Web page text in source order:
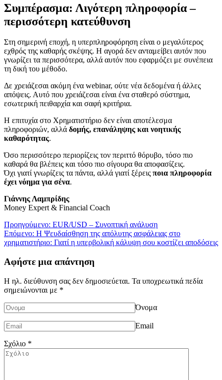
Συμπέρασμα: Λιγότερη πληροφορία –
περισσότερη κατεύθυνση
Στη σημερινή εποχή, η υπερπληροφόρηση είναι ο μεγαλύτερος
εχθρός της καθαρής σκέψης. Η αγορά δεν ανταμείβει αυτόν που
γνωρίζει τα περισσότερα, αλλά αυτόν που εφαρμόζει με συνέπεια
τη δική του μέθοδο.
Δε χρειάζεσαι ακόμη ένα webinar, ούτε νέα δεδομένα ή άλλες
απόψεις. Αυτό που χρειάζεσαι είναι ένα σταθερό σύστημα,
εσωτερική πειθαρχία και σαφή κριτήρια.
Η επιτυχία στο Χρηματιστήριο δεν είναι αποτέλεσμα
πληροφοριών, αλλά δομής, επανάληψης και νοητικής
καθαρότητας.
Όσο περισσότερο περιορίζεις τον περιττό θόρυβο, τόσο πιο
καθαρά θα βλέπεις και τόσο πιο σίγουρα θα αποφασίζεις.
Όχι γιατί γνωρίζεις τα πάντα, αλλά γιατί ξέρεις ποια πληροφορία
έχει νόημα για σένα.
Γιάννης Λαμπρίδης
Money Expert & Financial Coach
Πλοήγηση
άρθρων
Προηγούμενο: EUR/USD – Συνοπτική ανάλυση
Επόμενο: Η Ψευδαίσθηση της απόλυτης ασφάλειας στο
χρηματιστήριο: Γιατί η υπερβολική κάλυψη σου κοστίζει αποδόσεις
Αφήστε μια απάντηση
Η ηλ. διεύθυνση σας δεν δημοσιεύεται. Τα υποχρεωτικά πεδία
σημειώνονται με *
Όνομα
Email
Σχόλιο *